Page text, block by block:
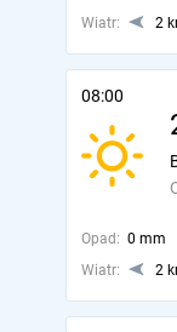
Wiatr: 2
08:00
Opad: 0 mm
Wiatr:
2